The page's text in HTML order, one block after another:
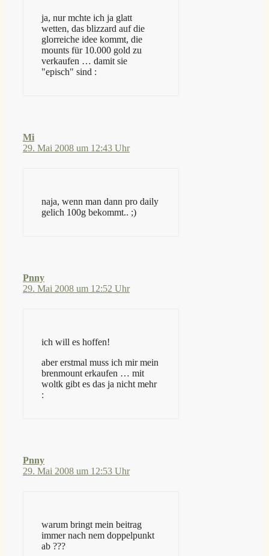
ja, nur mchte ich ja glatt
wetten, das blizzard auf die
glorreiche idee kommt, die
mounts für 10.000 gold zu
verkaufen … damit sie
"episch" sind :
Mi
29. Mai 2008 um 12:43 Uhr
naja, wenn man dann pro daily
gelich 100g bekommt.. ;)
Pnny
29. Mai 2008 um 12:52 Uhr
ich will es hoffen!
aber erstmal muss ich mir mein
brenmount erkaufen … mit
woltk gibt es das ja nicht mehr
:
Pnny
29. Mai 2008 um 12:53 Uhr
warum bringt mein beitrag
immer nach nem doppelpunkt
ab ???